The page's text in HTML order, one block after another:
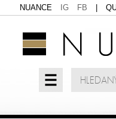
NUANCE IG FB